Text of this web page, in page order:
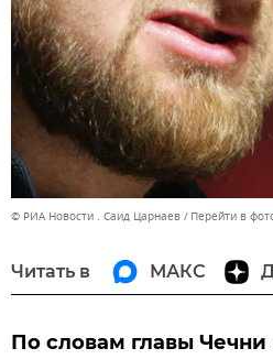
© РИА Новости . Саид Царнаев Перейти в
Читать в МАКС
По словам главы Чечни